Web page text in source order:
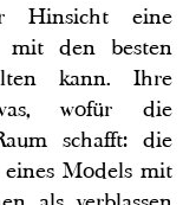
Hinsicht eine
mit den besten
kann. Ihre
wofür die
schafft: die
eines Models mit